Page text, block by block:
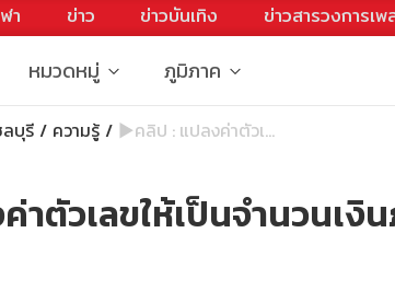
า ข่าว ข่าวบันเทิง ข่าวสารวงการเพ
หมวดหมู่ ภูมิภาค
บุรี ความรู้ ▶️คลิป : แปลงค่าตัวเ...
ตัวเลขให้เป็นจำนวนเงิ